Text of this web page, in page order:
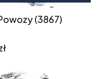
(3867)